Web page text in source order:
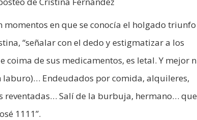
momentos en que se conocía el holgado
“señalar con el dedo y estigmatizar a los
de sus medicamentos, es letal. Y mejor
laburo)… Endeudados por comida, alquileres,
reventadas… Salí de la burbuja, hermano…
1111”.